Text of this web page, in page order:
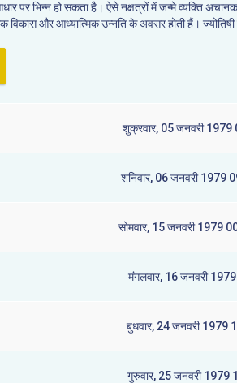
पर भिन्न हो सकता है। ऐसे नक्षत्रों में जन्मे व्यक्ति
विकास और आध्यात्मिक उन्नति के अवसर होती हैं।
शुक्रवार, 05 जनवरी 1979
शनिवार, 06 जनवरी 1979
सोमवार, 15 जनवरी 1979
मंगलवार, 16 जनवरी
बुधवार, 24 जनवरी 1979
गुरुवार, 25 जनवरी